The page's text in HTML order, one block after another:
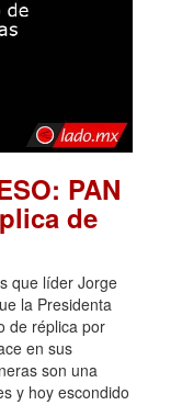
PAN
de
que líder Jorge
la Presidenta
de réplica por
en sus
son una
y hoy escondido